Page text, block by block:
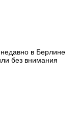
в Берлине
без внимания